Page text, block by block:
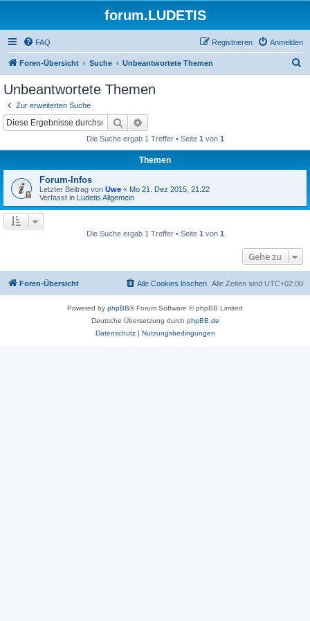
forum.LUDETIS
FAQ Anmelden
Registrieren
Foren-Übersicht Suche Unbeantwortete Themen
Unbeantwortete Themen
Zur erweiterten Suche
Suche
Die Suche ergab 1 Treffer • Seite 1 von 1
Themen
Forum-Infos
Letzter Beitrag von Uwe « Mo 21. Dez 2015, 21:22
Verfasst in Ludetis Allgemein
Die Suche ergab 1 Treffer • Seite 1 von 1
Gehe zu
Foren-Übersicht Alle Zeiten sind UTC+02:00
Alle Cookies löschen
Powered by phpBB® Forum Software © phpBB Limited
Deutsche Übersetzung durch phpBB.de
Datenschutz| Nutzungsbedingungen